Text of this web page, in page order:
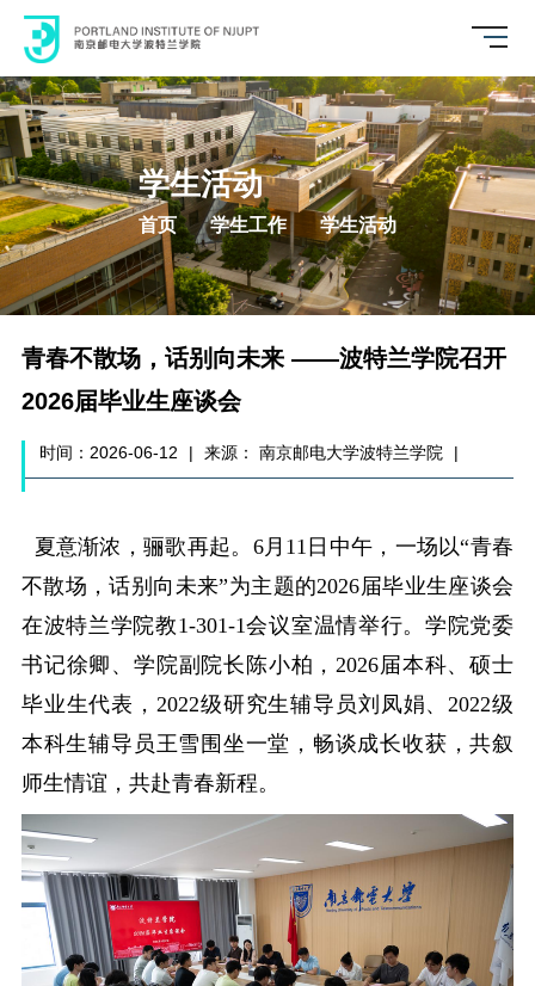
学生活动
首页 学生工作 学生活动
青春不散场，话别向未来 ——波特兰学院召开
2026届毕业生座谈会
时间：2026-06-12 | 来源： 南京邮电大学波特兰学院 |
夏意渐浓，骊歌再起。 6月11日中午，一场以“青春
不散场，话别向未来”为主题的2026届毕业生座谈会
在波特兰学院教1-301-1会议室温情举行。学院党委
书记徐卿、学院副院长陈小柏，2026届本科、硕士
毕业生代表，2022级研究生辅导员刘凤娟、2022级
本科生辅导员王雪围坐一堂，畅谈成长收获，共叙
师生情谊，共赴青春新程。